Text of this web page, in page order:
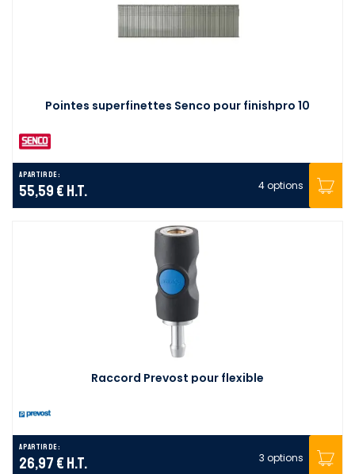
Pointes superfinettes Senco pour finishpro 10
A partir de :
55,59 € H.T. 4 options
Raccord Prevost pour flexible
A partir de :
26,97 € H.T. 3 options